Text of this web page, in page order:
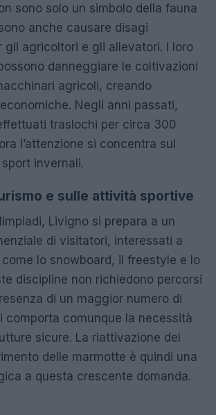
sono solo un simbolo della fauna
anche causare disagi
gli agricoltori e gli allevatori. I loro
danneggiare le coltivazioni
agricoli, creando
Negli anni passati,
traslochi per circa 300
l’attenzione si concentra sul
invernali.
e sulle attività sportive
Livigno si prepara a un
di visitatori, interessati a
lo snowboard, il freestyle e lo
discipline non richiedono percorsi
di un maggior numero di
comporta comunque la necessità
sicure. La riattivazione del
delle marmotte è quindi una
a questa crescente domanda.